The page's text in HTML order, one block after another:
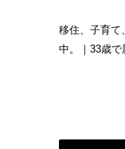
移住、子育て
中。｜33歳で